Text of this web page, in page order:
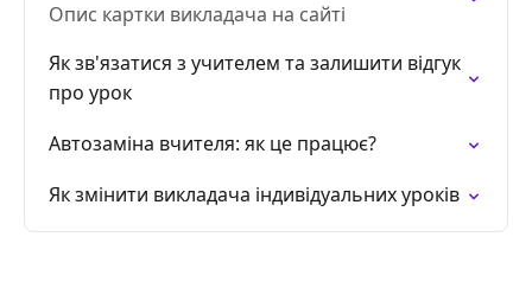
Опис картки викладача на сайті
Як зв'язатися з учителем та залишити відгук
про урок
Автозаміна вчителя: як це працює?
Як змінити викладача індивідуальних уроків